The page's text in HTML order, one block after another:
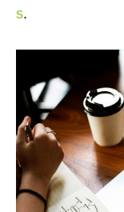
s.